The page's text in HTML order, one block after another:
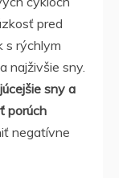
pred
s rýchlym
najživšie sny.
sny a
porúch
negatívne